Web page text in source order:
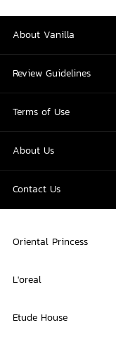
About Vanilla
Review Guidelines
Terms of Use
About Us
Contact Us
Oriental Princess
L'oreal
Etude House